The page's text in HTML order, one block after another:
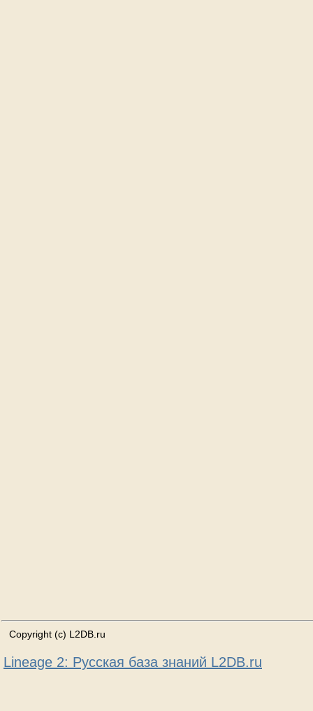
Copyright (c) L2DB.ru
Lineage 2: Русская база знаний L2DB.ru